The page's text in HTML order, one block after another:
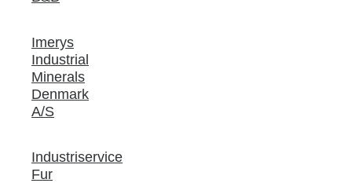
Imerys
Industrial
Minerals
Denmark
A/S
Industriservice
Fur